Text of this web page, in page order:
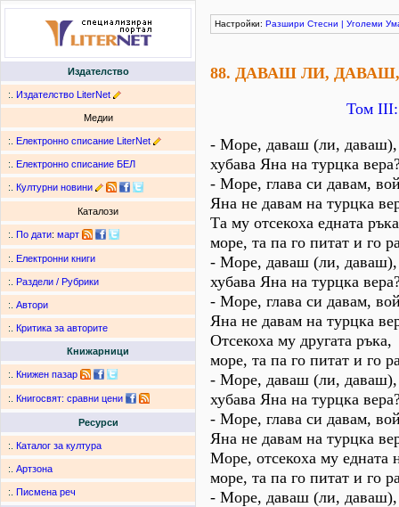
Издателство
:. Издателство LiterNet
Медии
:. Електронно списание LiterNet
:. Електронно списание БЕЛ
:. Културни новини
Каталози
:. По дати: март
:. Електронни книги
:. Раздели / Рубрики
:. Автори
:. Критика за авторите
Книжарници
:. Книжен пазар
:. Книгосвят: сравни цени
Ресурси
:. Каталог за култура
:. Артзона
:. Писмена реч
Настройки: Разшири Стесни | Уголеми
88. ДАВАШ ЛИ,
Том
- Море, даваш (ли,
хубава Яна на турцка
- Море, глава си давам,
Яна не давам на турцка
Та му отсекоха едната
море, та па го питат и го
- Море, даваш (ли,
хубава Яна на турцка
- Море, глава си давам,
Яна не давам на турцка
Отсекоха му другата ръка,
море, та па го питат и го
- Море, даваш (ли,
хубава Яна на турцка
- Море, глава си давам,
Яна не давам на турцка
Море, отсекоха му едната
море, та па го питат и го
- Море, даваш (ли,